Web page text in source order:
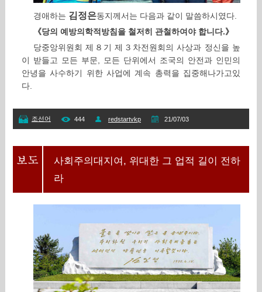
경애하는 김정은동지께서는 다음과 같이 말씀하시였다.
《당의 예방의학적방침을 철저히 관철하여야 합니다.》
당중앙위원회 제８기 제３차전원회의 사상과 정신을 높
이 받들고 모든 부문, 모든 단위에서 조국의 안전과 인민의
안녕을 사수하기 위한 사업에 계속 총력을 집중해나가고있
다.
조선어 444 redstartvkp 21/07/03
사회주의대지여, 위대한 그 업적 길이 전하
라